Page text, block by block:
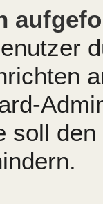
soll